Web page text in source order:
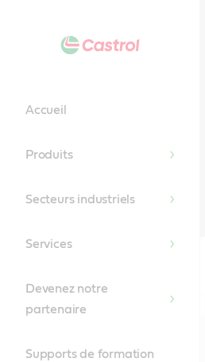
Accueil
Produits
Secteurs industriels
Services
Devenez notre
partenaire
Supports de formation